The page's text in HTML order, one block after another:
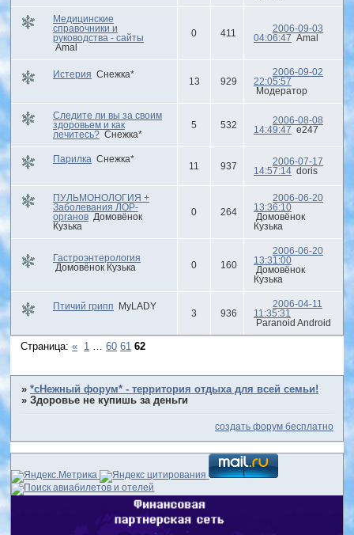
Медицинские
справочники и
руководства - сайты
Amal
0 411
2006-09-03
04:06:47 Amal
Истерия Снежка*
13 929
2006-09-02
22:05:57
Модератор
Следите ли вы за своим
здоровьем и как
лечитесь? Снежка*
5 532
2006-08-08
14:49:47 e247
Парилка Снежка*
11 937
2006-07-17
14:57:14 doris
ПУЛЬМОНОЛОГИЯ +
Заболевания ЛОР-
органов Домовёнок
Кузька
0 264
2006-06-20
13:36:10
Домовёнок
Кузька
Гастроэнтерология
Домовёнок Кузька
0 160
2006-06-20
13:31:00
Домовёнок
Кузька
Птичий грипп MyLADY
3 936
2006-04-11
11:35:31
Paranoid Android
Страница:« 1 … 60 61 62
»*сНежный форум* - территория отдыха для всей семьи!
»Здоровье не купишь за деньги
создать форум бесплатно